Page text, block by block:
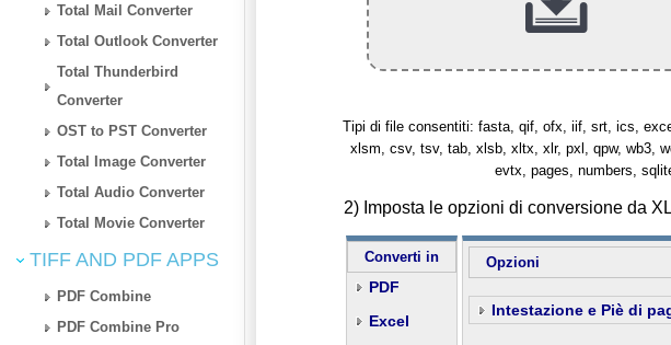
Total Mail Converter
Total Outlook Converter
Total Thunderbird
Converter
OST to PST Converter
Total Image Converter
Total Audio Converter
Total Movie Converter
TIFF AND PDF APPS
PDF Combine
PDF Combine Pro
Tipi di file consentiti: fasta, qif, ofx, iif, srt, ics,
xlsm, csv, tsv, tab, xlsb, xltx, xlr, pxl, qpw, wb3,
evtx, pages, numbers,
2) Imposta le opzioni di conversione da
Converti in
PDF
Excel
Opzioni
Intestazione e Piè di